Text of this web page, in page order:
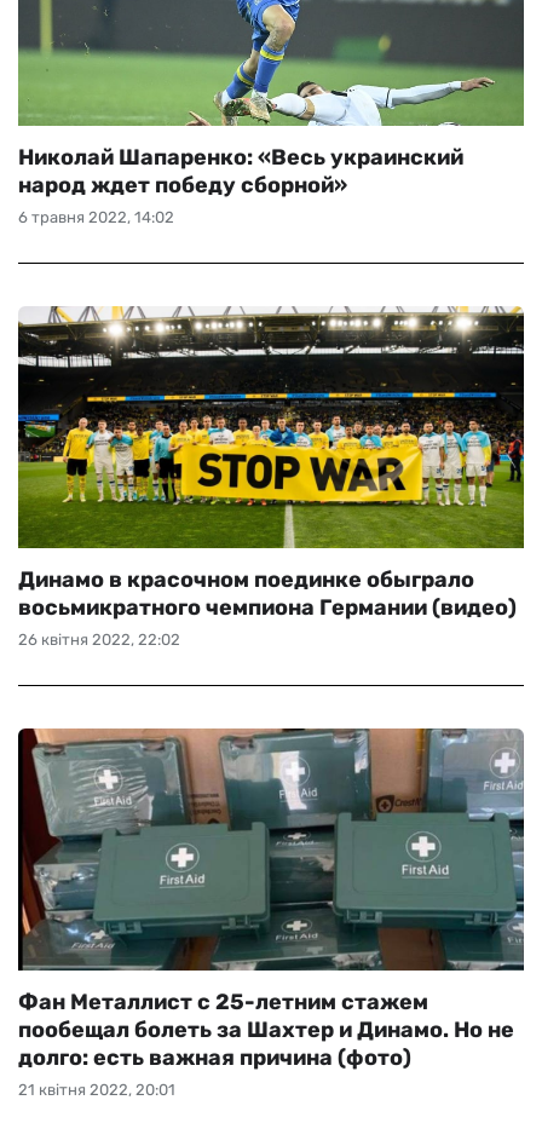
6 травня 2022, 14:02
Николай Шапаренко: «Весь украинский
народ ждет победу сборной»
26 квітня 2022, 22:02
Динамо в красочном поединке обыграло
восьмикратного чемпиона Германии (видео)
21 квітня 2022, 20:01
Фан Металлист с 25-летним стажем
пообещал болеть за Шахтер и Динамо. Но не
долго: есть важная причина (фото)